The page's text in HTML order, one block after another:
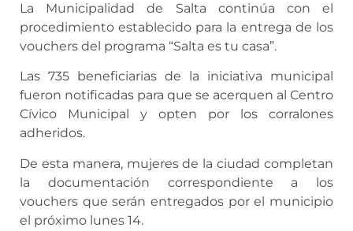
La Municipalidad de Salta continúa con el
procedimiento establecido para la entrega de los
vouchers del programa “Salta es tu casa”.
Las 735 beneficiarias de la iniciativa municipal
fueron notificadas para que se acerquen al Centro
Cívico Municipal y opten por los corralones
adheridos.
De esta manera, mujeres de la ciudad completan
la documentación correspondiente a los
vouchers que serán entregados por el municipio
el próximo lunes 14.